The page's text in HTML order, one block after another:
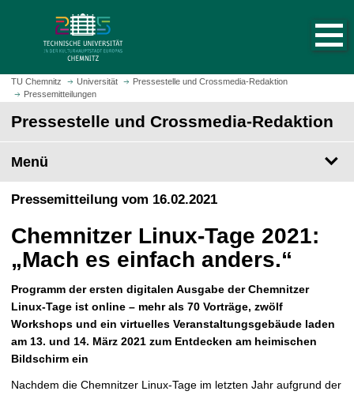
m
H
t
s
i
e
a
u
r
u
f
e
n
TU Chemnitz Universität
Pressestelle und Crossmedia-Redaktion
Pressemitteilungen
Pressestelle und Crossmedia-Redaktion
Menü
Pressemitteilung vom 16.02.2021
Chemnitzer Linux-Tage 2021:
„Mach es einfach anders.“
Programm der ersten digitalen Ausgabe der Chemnitzer
Linux-Tage ist online – mehr als 70 Vorträge, zwölf
Workshops und ein virtuelles Veranstaltungsgebäude laden
am 13. und 14. März 2021 zum Entdecken am heimischen
Bildschirm ein
Nachdem die Chemnitzer Linux-Tage im letzten Jahr aufgrund der